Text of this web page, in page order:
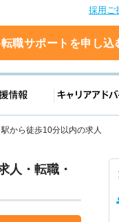
採用ご
職サポートを申し込
転職支援情報
駅から徒歩10分以内の求人
人・転職・